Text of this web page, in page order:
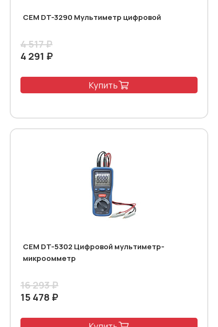
CEM DT-3290 Мультиметр цифровой
4 517 ₽
4 291 ₽
Купить
CEM DT-5302 Цифровой мультиметр-
микроомметр
16 293 ₽
15 478 ₽